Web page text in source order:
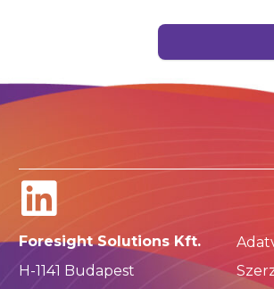
Foresight Solutions Kft.
H-1141 Budapest